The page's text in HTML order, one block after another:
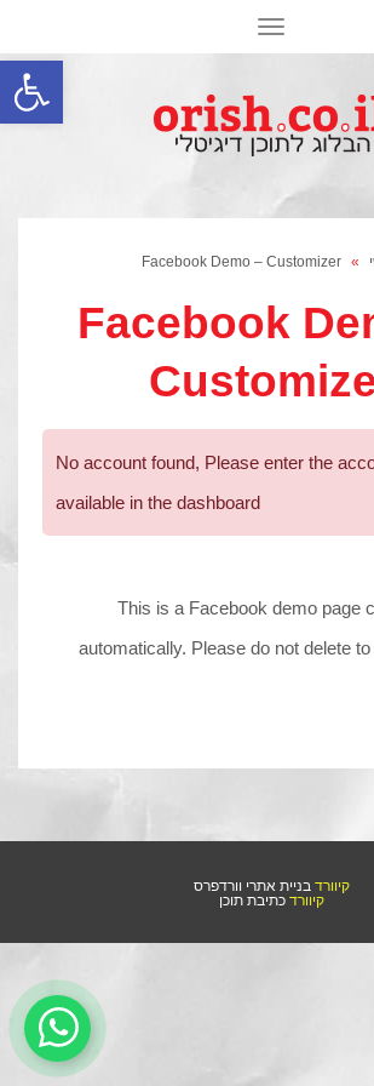
פתח
תפריט
»
Facebook Demo – Customizer
Facebook
No account found, Please enter the
available in the dashboard
This is a Facebook demo page
automatically. Please do not delete
קיוורד בניית אתרי וורדפרס
קיוורדכתיבת תוכן